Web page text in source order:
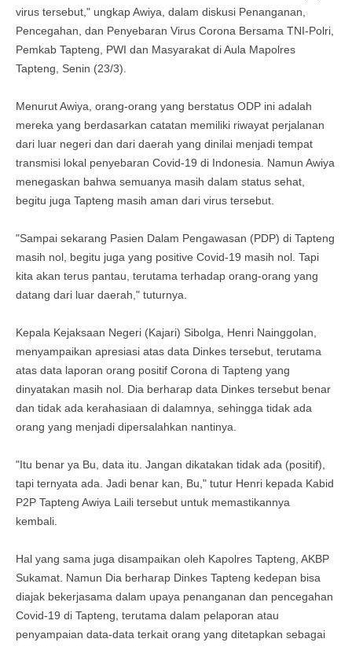
virus tersebut," ungkap Awiya, dalam diskusi Penanganan,
Pencegahan, dan Penyebaran Virus Corona Bersama TNI-Polri,
Pemkab Tapteng, PWI dan Masyarakat di Aula Mapolres
Tapteng, Senin (23/3).
Menurut Awiya, orang-orang yang berstatus ODP ini adalah
mereka yang berdasarkan catatan memiliki riwayat perjalanan
dari luar negeri dan dari daerah yang dinilai menjadi tempat
transmisi lokal penyebaran Covid-19 di Indonesia. Namun Awiya
menegaskan bahwa semuanya masih dalam status sehat,
begitu juga Tapteng masih aman dari virus tersebut.
"Sampai sekarang Pasien Dalam Pengawasan (PDP) di Tapteng
masih nol, begitu juga yang positive Covid-19 masih nol. Tapi
kita akan terus pantau, terutama terhadap orang-orang yang
datang dari luar daerah," tuturnya.
Kepala Kejaksaan Negeri (Kajari) Sibolga, Henri Nainggolan,
menyampaikan apresiasi atas data Dinkes tersebut, terutama
atas data laporan orang positif Corona di Tapteng yang
dinyatakan masih nol. Dia berharap data Dinkes tersebut benar
dan tidak ada kerahasiaan di dalamnya, sehingga tidak ada
orang yang menjadi dipersalahkan nantinya.
"Itu benar ya Bu, data itu. Jangan dikatakan tidak ada (positif),
tapi ternyata ada. Jadi benar kan, Bu," tutur Henri kepada Kabid
P2P Tapteng Awiya Laili tersebut untuk memastikannya
kembali.
Hal yang sama juga disampaikan oleh Kapolres Tapteng, AKBP
Sukamat. Namun Dia berharap Dinkes Tapteng kedepan bisa
diajak bekerjasama dalam upaya penanganan dan pencegahan
Covid-19 di Tapteng, terutama dalam pelaporan atau
penyampaian data-data terkait orang yang ditetapkan sebagai